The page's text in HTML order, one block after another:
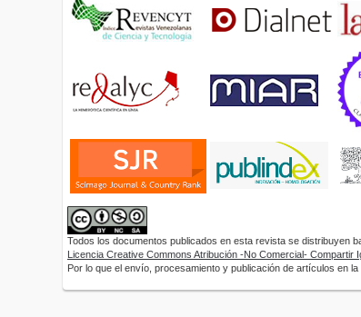
Todos los documentos publicados en esta revista se distribuyen
Licencia Creative Commons Atribución -No Comercial- Compartir
Por lo que el envío, procesamiento y publicación de artículos en